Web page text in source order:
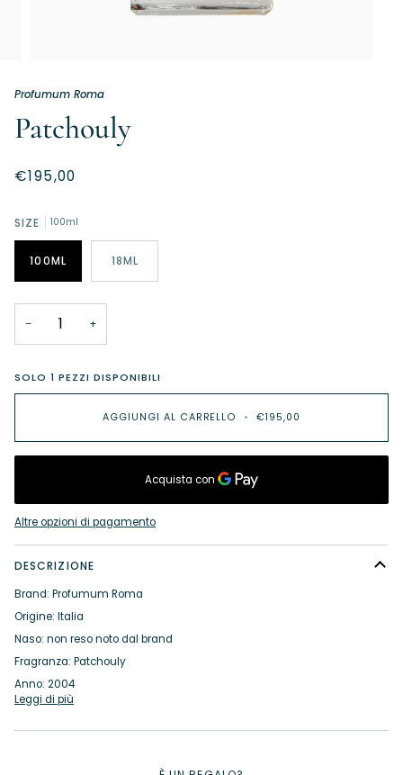
Profumum Roma
Patchouly
€195,00
SIZE 100ml
100ML 18ML
− +
SOLO1 PEZZI DISPONIBILI
AGGIUNGI AL CARRELLO • €195,00
Altre opzioni di pagamento
DESCRIZIONE
Brand: Profumum Roma
Origine: Italia
Naso: non reso noto dal brand
Fragranza: Patchouly
Anno: 2004
Leggi di più